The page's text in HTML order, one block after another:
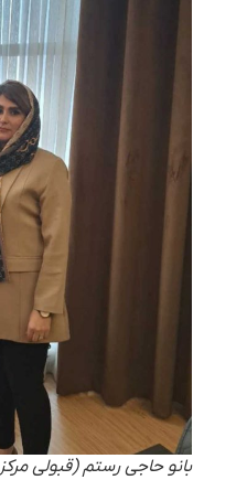
بانو حاجی رستم (قبولی مرکز وکلا)